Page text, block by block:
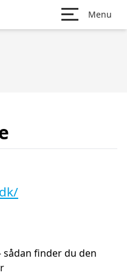
Menu
sådan finder du den